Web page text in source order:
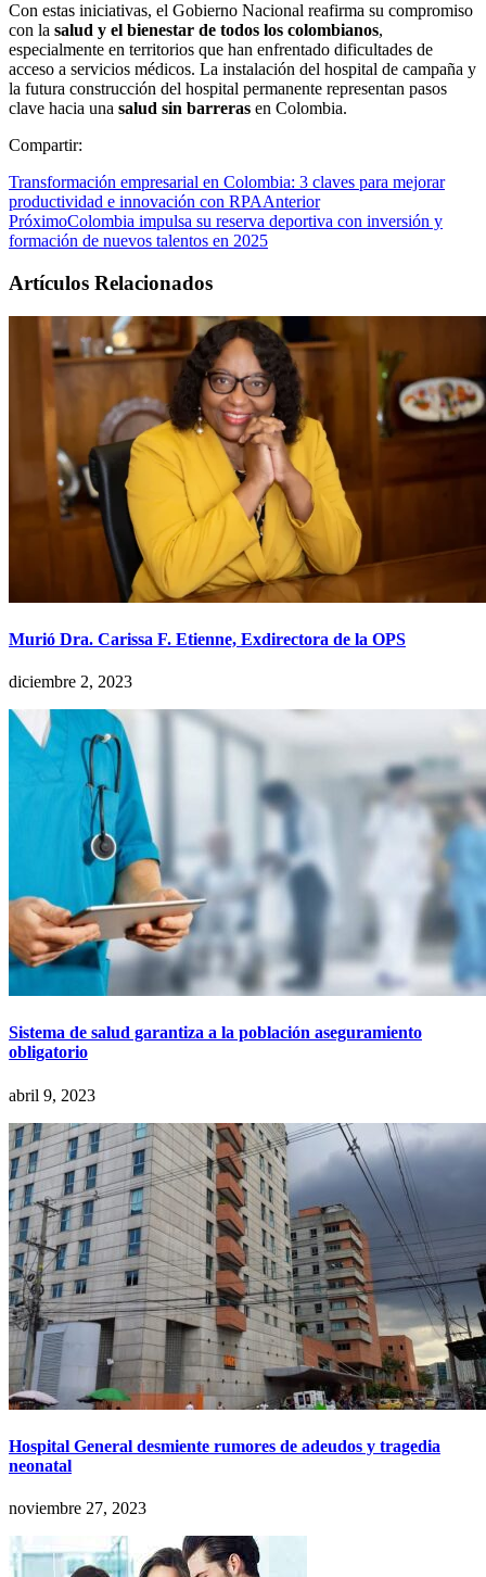
Con estas iniciativas, el Gobierno Nacional reafirma su compromiso
con la salud y el bienestar de todos los colombianos,
especialmente en territorios que han enfrentado dificultades de
acceso a servicios médicos. La instalación del hospital de campaña y
la futura construcción del hospital permanente representan pasos
clave hacia una salud sin barreras en Colombia.
Compartir:
Transformación empresarial en Colombia: 3 claves para mejorar
productividad e innovación con RPAAnterior
PróximoColombia impulsa su reserva deportiva con inversión y
formación de nuevos talentos en 2025
Artículos Relacionados
Murió Dra. Carissa F. Etienne, Exdirectora de la OPS
diciembre 2, 2023
Sistema de salud garantiza a la población aseguramiento
obligatorio
abril 9, 2023
Hospital General desmiente rumores de adeudos y tragedia
neonatal
noviembre 27, 2023